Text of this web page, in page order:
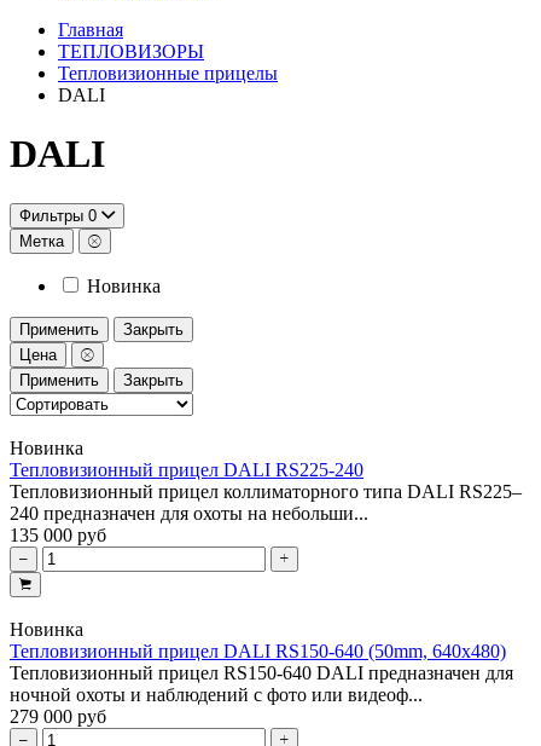
Главная
ТЕПЛОВИЗОРЫ
Тепловизионные прицелы
DALI
DALI
Фильтры 0
Метка
Новинка
Применить
Закрыть
Цена
Применить
Закрыть
Новинка
Тепловизионный прицел DALI RS225-240
Тепловизионный прицел коллиматорного типа DALI RS225–
240 предназначен для охоты на небольши...
135 000 руб
Новинка
Тепловизионный прицел DALI RS150-640 (50mm, 640x480)
Тепловизионный прицел RS150-640 DALI предназначен для
ночной охоты и наблюдений с фото или видеоф...
279 000 руб